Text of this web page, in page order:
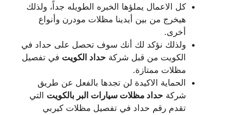
كل الاعمال يملؤها الخبره الطويله جداً، ولذلك
هيخرج من بين أيدينا مظلات مودرن وأنواع
أخرى.
ولذلك نؤكد لك أنك سوف تحصل على حداد في
الكويت من قبل شركة حداد الكويت في تفصيل
مظلات ممتازة.
الحماية الاكيدة لن تجدها بالفعل عن طريق
شركة حداد مظلات سيارات البر بالكويت التي
تقدم رقم حداد في تفصيل مظلات كيربي